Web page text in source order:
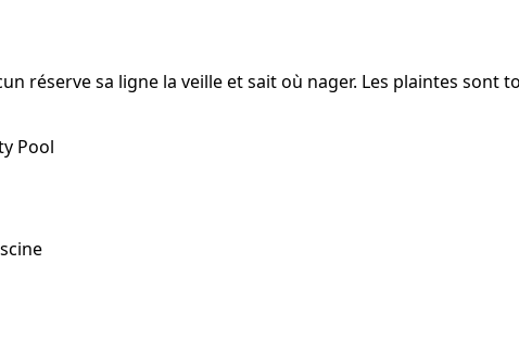
réserve sa ligne la veille et sait où nager. Les plaintes sont
Pool